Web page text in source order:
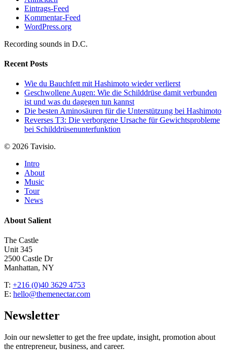
Eintrags-Feed
Kommentar-Feed
WordPress.org
Recording sounds in D.C.
Recent Posts
Wie du Bauchfett mit Hashimoto wieder verlierst
Geschwollene Augen: Wie die Schilddrüse damit verbunden
ist und was du dagegen tun kannst
Die besten Aminosäuren für die Unterstützung bei Hashimoto
Reverses T3: Die verborgene Ursache für Gewichtsprobleme
bei Schilddrüsenunterfunktion
© 2026 Tavisio.
Close
Menu
Intro
About
Music
Tour
News
About Salient
The Castle
Unit 345
2500 Castle Dr
Manhattan, NY
T: +216 (0)40 3629 4753
E: hello@themenectar.com
Newsletter
Join our newsletter to get the free update, insight, promotion about
the entrepreneur, business, and career.